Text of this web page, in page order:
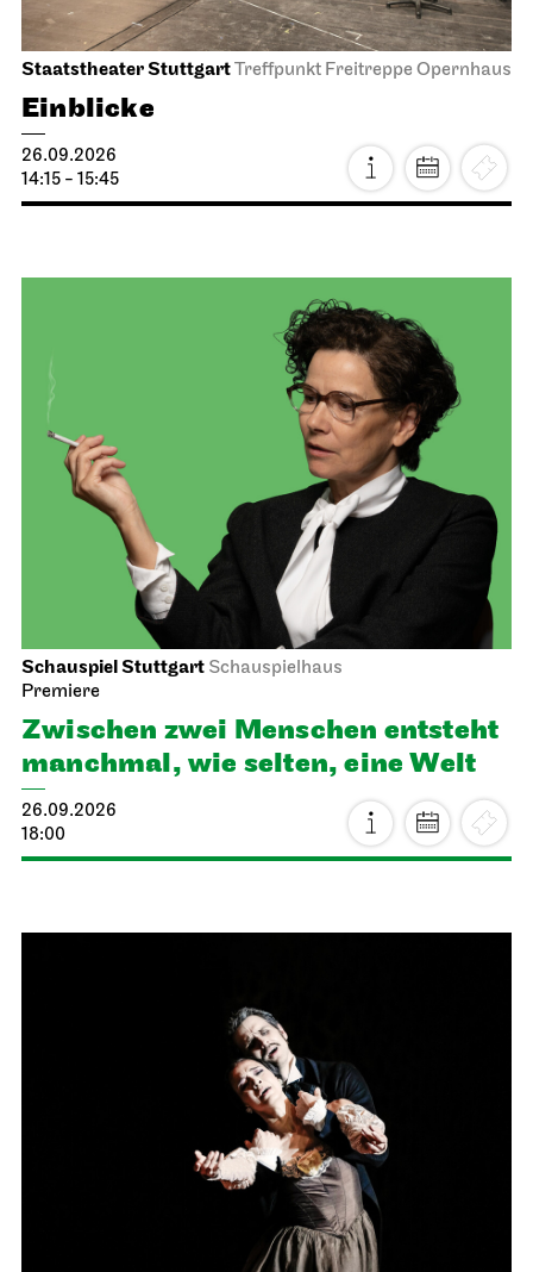
Staatstheater StuttgartTreffpunkt Freitreppe Opernhaus
Einblicke
26.09.2026
14:15 - 15:45
Schauspiel Stuttgart Schauspielhaus
Premiere
Zwischen zwei Menschen ent­steht
manch­mal, wie selten, eine Welt
26.09.2026
18:00